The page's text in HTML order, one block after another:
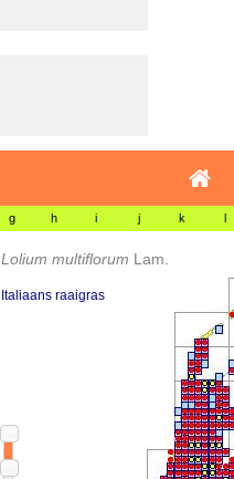
g h i j k l
Lolium multiflorum Lam.
Italiaans raaigras